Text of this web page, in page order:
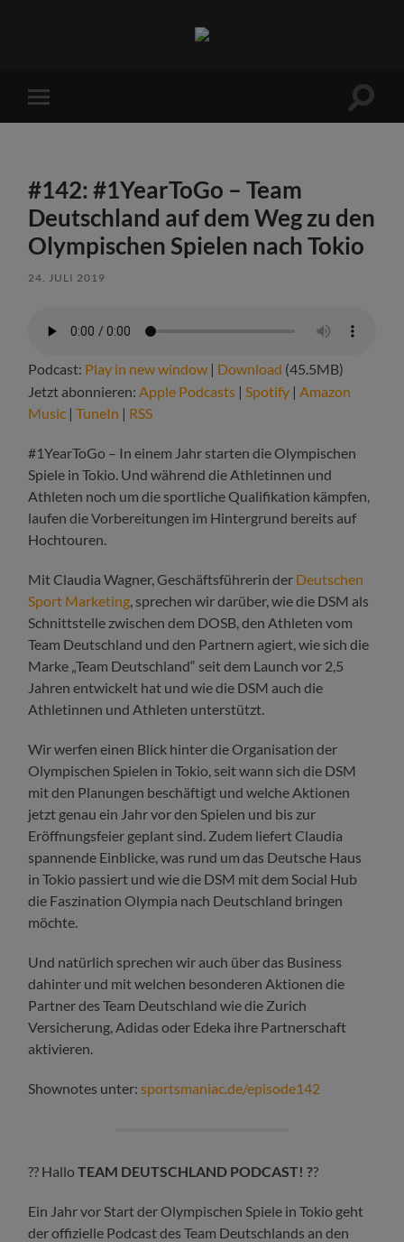
Sports
Mobile-
Menü
#142: #1YearToGo – Team
Deutschland auf dem Weg zu den
Olympischen Spielen nach Tokio
24. JULI 2019
Podcast: Play in new window | Download (45.5MB)
Jetzt abonnieren: Apple Podcasts | Spotify | Amazon
Music |TuneIn | RSS
#1YearToGo – In einem Jahr starten die Olympischen
Spiele in Tokio. Und während die Athletinnen und
Athleten noch um die sportliche Qualifikation kämpfen,
laufen die Vorbereitungen im Hintergrund bereits auf
Hochtouren.
Mit Claudia Wagner, Geschäftsführerin der Deutschen
Sport Marketing , sprechen wir darüber, wie die DSM als
Schnittstelle zwischen dem DOSB, den Athleten vom
Team Deutschland und den Partnern agiert, wie sich die
Marke „Team Deutschland“ seit dem Launch vor 2,5
Jahren entwickelt hat und wie die DSM auch die
Athletinnen und Athleten unterstützt.
Wir werfen einen Blick hinter die Organisation der
Olympischen Spielen in Tokio, seit wann sich die DSM
mit den Planungen beschäftigt und welche Aktionen
jetzt genau ein Jahr vor den Spielen und bis zur
Eröffnungsfeier geplant sind. Zudem liefert Claudia
spannende Einblicke, was rund um das Deutsche Haus
in Tokio passiert und wie die DSM mit dem Social Hub
die Faszination Olympia nach Deutschland bringen
möchte.
Und natürlich sprechen wir auch über das Business
dahinter und mit welchen besonderen Aktionen die
Partner des Team Deutschland wie die Zurich
Versicherung, Adidas oder Edeka ihre Partnerschaft
aktivieren.
Shownotes unter:sportsmaniac.de/episode142
?? HalloTEAM DEUTSCHLAND PODCAST! ??
Ein Jahr vor Start der Olympischen Spiele in Tokio geht
der offizielle Podcast des Team Deutschlands an den